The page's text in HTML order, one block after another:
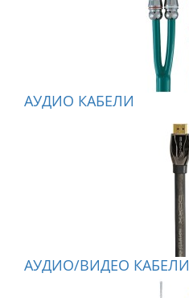
АУДИО КАБЕЛИ
АУДИО/ВИДЕО КАБЕЛИ